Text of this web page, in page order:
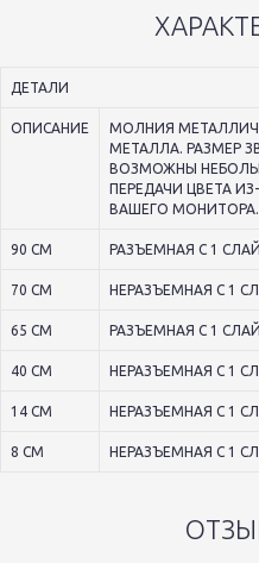
ДЕТАЛИ
ОПИСАНИЕ
МОЛНИЯ
МЕТАЛЛА. РАЗМЕР
ВОЗМОЖНЫ
ПЕРЕДАЧИ ЦВЕТА
ВАШЕГО МОНИТОРА.
90 СМ РАЗЪЕМНАЯ С 1
70 СМ НЕРАЗЪЕМНАЯ С 1
65 СМ РАЗЪЕМНАЯ С 1
40 СМ НЕРАЗЪЕМНАЯ С 1
14 СМ НЕРАЗЪЕМНАЯ С 1
8 СМ НЕРАЗЪЕМНАЯ С 1